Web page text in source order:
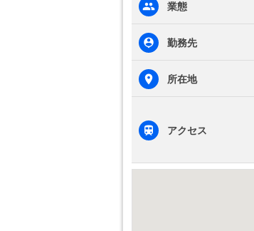
業態
勤務先
所在地
アクセス